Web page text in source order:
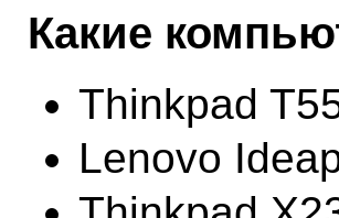
Какие
Thinkpad
Lenovo